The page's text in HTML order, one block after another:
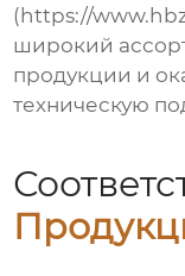
( https://
широкий
продукции и
техническую